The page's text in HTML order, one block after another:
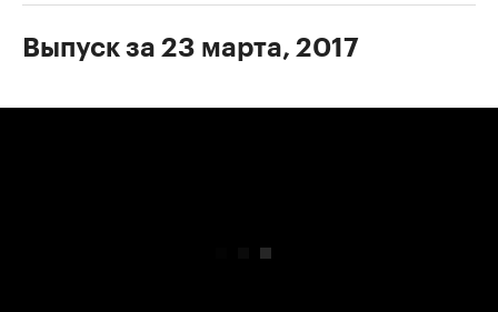
Выпуск за 23 марта, 2017